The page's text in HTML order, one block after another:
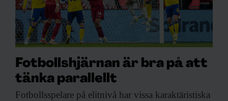
Fotbollshjärnan är bra på att
tänka parallellt
Fotbollsspelare på elitnivå har vissa karaktäristiska